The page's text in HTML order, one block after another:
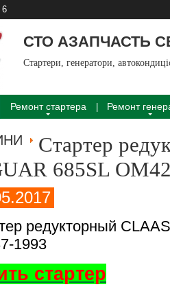
6
СТО АЗАПЧАСТЬ
Стартери, генератори,
Ремонт стартера Ремонт
Стартер
685SL
редукторный
1993
стартер